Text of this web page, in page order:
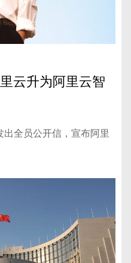
云升为阿里云智
全员公开信，宣布阿里